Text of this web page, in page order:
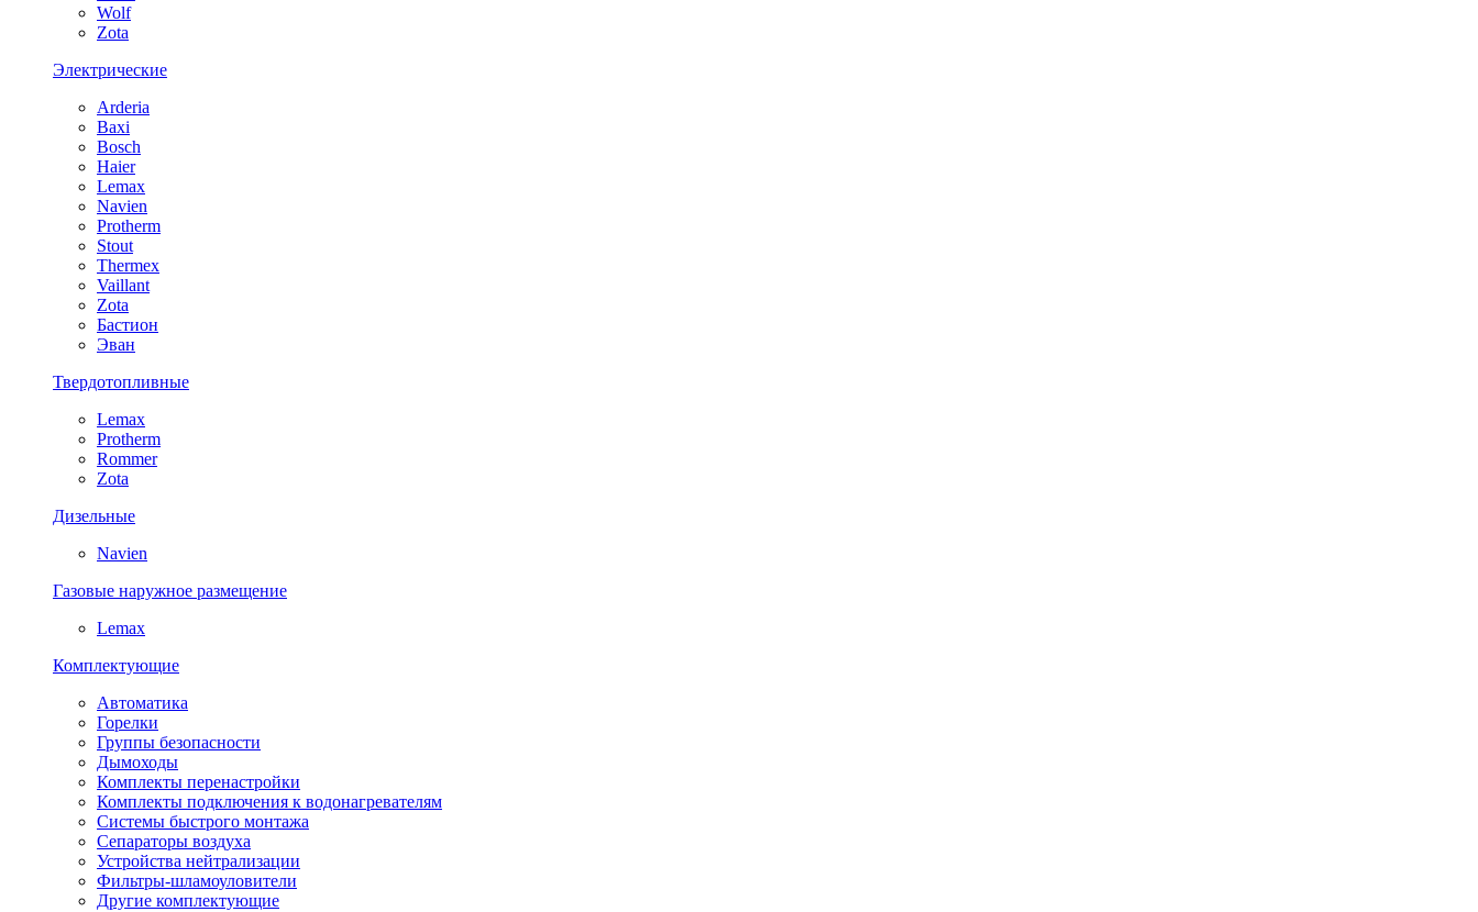
Wolf
Zota
Электрические
Arderia
Baxi
Bosch
Haier
Lemax
Navien
Protherm
Stout
Thermex
Vaillant
Zota
Бастион
Эван
Твердотопливные
Lemax
Protherm
Rommer
Zota
Дизельные
Navien
Газовые наружное размещение
Lemax
Комплектующие
Автоматика
Горелки
Группы безопасности
Дымоходы
Комплекты перенастройки
Комплекты подключения к водонагревателям
Системы быстрого монтажа
Сепараторы воздуха
Устройства нейтрализации
Фильтры-шламоуловители
Другие комплектующие